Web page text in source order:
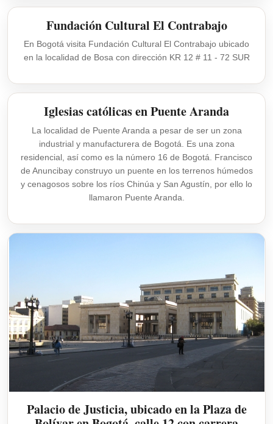
Fundación Cultural El Contrabajo
En Bogotá visita Fundación Cultural El Contrabajo ubicado
en la localidad de Bosa con dirección KR 12 # 11 - 72 SUR
Iglesias católicas en Puente Aranda
La localidad de Puente Aranda a pesar de ser un zona
industrial y manufacturera de Bogotá. Es una zona
residencial, así como es la número 16 de Bogotá. Francisco
de Anuncibay construyo un puente en los terrenos húmedos
y cenagosos sobre los ríos Chinúa y San Agustín, por ello lo
llamaron Puente Aranda.
Palacio de Justicia, ubicado en la Plaza de